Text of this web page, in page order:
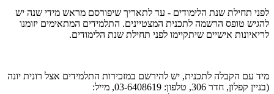
לפני תחילת שנת הלימודים - עד לתאריך שיפורסם מראש מידי שנה יש
להגיש טופס הרשמה לתכנית המצטיינים. התלמידים המתאימים יזומנו
לריאיונות אישיים שיתקיימו לפני תחילת שנת הלימודים.
מיד עם הקבלה לתכנית, יש להירשם במזכירות התלמידים אצל רונית יונה
(בניין קפלון, חדר 306, טלפון: 03-6408619, מייל: